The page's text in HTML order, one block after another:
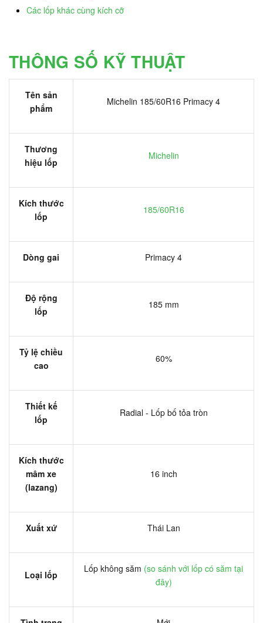
Các lốp khác cùng kích cỡ
THÔNG SỐ KỸ THUẬT
Tên sản
phẩm
Michelin 185/60R16 Primacy 4
Thương
hiệu lốp
Michelin
Kích thước
lốp
185/60R16
Dòng gai Primacy 4
Độ rộng
lốp
185 mm
Tỷ lệ chiều
cao
60%
Thiết kế
lốp
Radial - Lốp bố tỏa tròn
Kích thước
mâm xe
(lazang)
16 inch
Xuất xứ Thái Lan
Loại lốp
Lốp không săm (so sánh với lốp có săm tại
đây)